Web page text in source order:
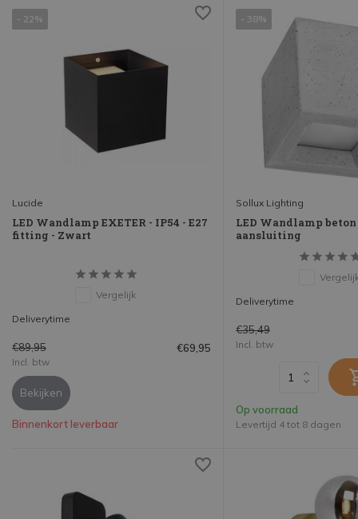
- 22%
Lucide
LED Wandlamp EXETER - IP54 - E27
fitting - Zwart
Vergelijk
Deliverytime
€89,95 €69,95
Incl. btw
Bekijken
Binnenkort leverbaar
- 38%
Sollux Lighting
LED Wandlamp beton
aansluiting
Deliverytime
€35,49
Incl. btw
Op voorraad
Levertijd 4 tot 8 dagen